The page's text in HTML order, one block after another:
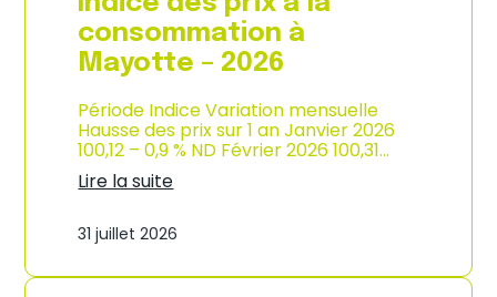
s
t
r
i
–
2
0
6
n
s
o
m
a
t
i
n
n
M
consommation à
Mayotte – 2026
Période Indice Variation mensuelle
Hausse des prix sur 1 an Janvier 2026
100,12 – 0,9 % ND Février 2026 100,31…
Lire la suite
n
i
31 juillet 2026